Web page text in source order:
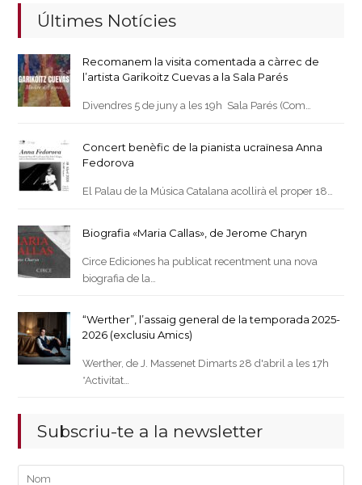
Últimes Notícies
Recomanem la visita comentada a càrrec de
l’artista Garikoitz Cuevas a la Sala Parés
Divendres 5 de juny a les 19h Sala Parés (Com…
Concert benèfic de la pianista ucraïnesa Anna
Fedorova
El Palau de la Música Catalana acollirà el proper 18…
Biografia «Maria Callas», de Jerome Charyn
Circe Ediciones ha publicat recentment una nova
biografia de la…
“Werther”, l’assaig general de la temporada 2025-
2026 (exclusiu Amics)
Werther, de J. Massenet Dimarts 28 d'abril a les 17h
*Activitat…
Subscriu-te a la newsletter